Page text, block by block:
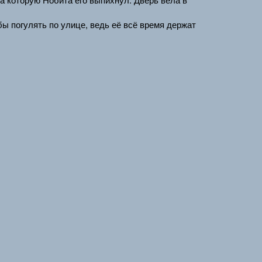
погулять по улице, ведь её всё время держат